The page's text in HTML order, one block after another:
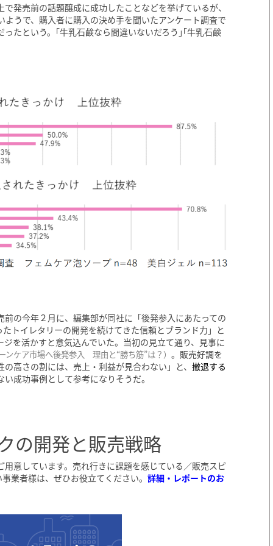
発売前の話題醸成に成功したことなどを挙げているが、
うで、購入者に購入の決め手を聞いたアンケート調査で
たという。｢牛乳石鹸なら間違いないだろう｣｢牛乳石鹸
の今年２月に、編集部が同社に「後発参入にあたっての
トイレタリーの開発を続けてきた信頼とブランド力」と
を活かすと意気込んでいた。当初の見立て通り、見事に
ンケア市場へ後発参入 理由と“勝ち筋”は？ ）。販売好調を
高さの割には、売上・利益が見合わない」と、撤退する
成功事例として参考になりそうだ。
の開発と販売戦略
意しています。売れ行きに課題を感じている／販売スピ
業者様は、ぜひお役立てください。詳細・レポートのお